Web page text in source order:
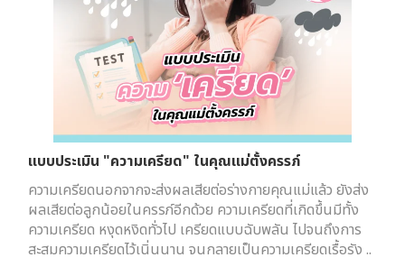
แบบประเมิน "ความเครียด" ในคุณแม่ตั้งครรภ์
ความเครียดนอกจากจะส่งผลเสียต่อร่างกายคุณแม่แล้ว ยังส่ง
ผลเสียต่อลูกน้อยในครรภ์อีกด้วย ความเครียดที่เกิดขึ้นมีทั้ง
ความเครียด หงุดหงิดทั่วไป เครียดแบบฉับพลัน ไปจนถึงการ
สะสมความเครียดไว้เนิ่นนาน จนกลายเป็นความเครียดเรื้อรัง ..